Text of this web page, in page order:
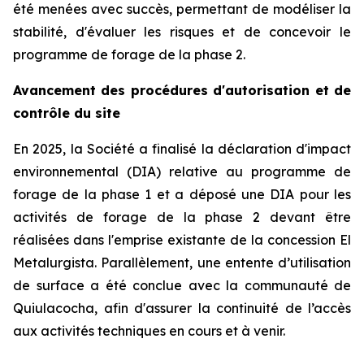
été menées avec succès, permettant de modéliser la
stabilité, d'évaluer les risques et de concevoir le
programme de forage de la phase 2.
Avancement des procédures d'autorisation et de
contrôle du site
En 2025, la Société a finalisé la déclaration d'impact
environnemental (DIA) relative au programme de
forage de la phase 1 et a déposé une DIA pour les
activités de forage de la phase 2 devant être
réalisées dans l'emprise existante de la concession El
Metalurgista. Parallèlement, une entente d’utilisation
de surface a été conclue avec la communauté de
Quiulacocha, afin d'assurer la continuité de l’accès
aux activités techniques en cours et à venir.